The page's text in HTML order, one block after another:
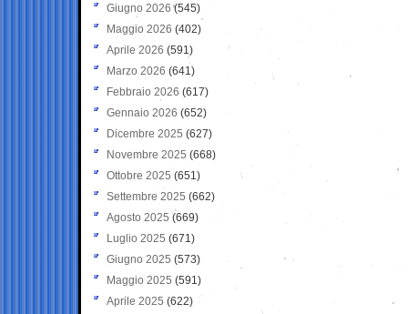
Giugno 2026 (545)
Maggio 2026 (402)
Aprile 2026 (591)
Marzo 2026 (641)
Febbraio 2026 (617)
Gennaio 2026 (652)
Dicembre 2025 (627)
Novembre 2025 (668)
Ottobre 2025 (651)
Settembre 2025 (662)
Agosto 2025 (669)
Luglio 2025 (671)
Giugno 2025 (573)
Maggio 2025 (591)
Aprile 2025 (622)